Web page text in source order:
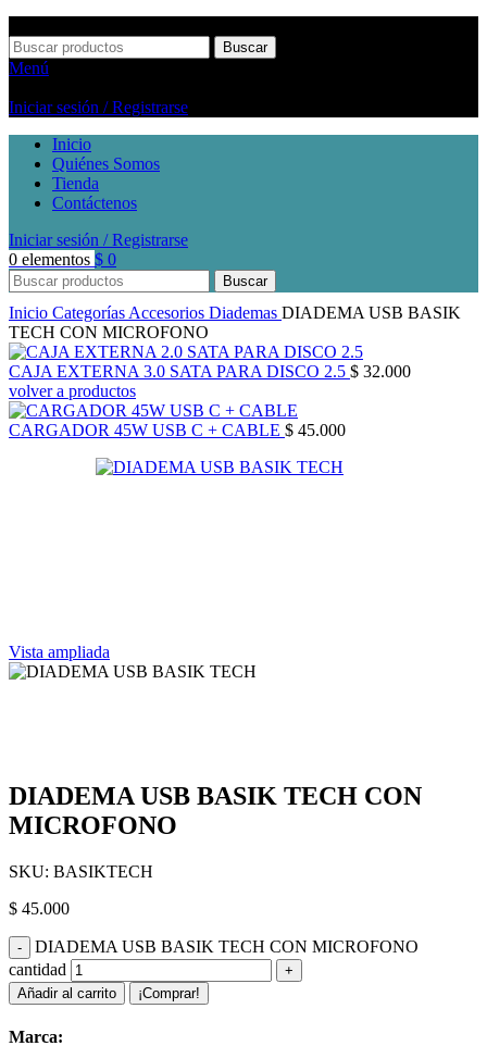
Buscar
Menú
Iniciar sesión / Registrarse
Inicio
Quiénes Somos
Tienda
Contáctenos
Iniciar sesión / Registrarse
0 elementos $ 0
Buscar
Inicio Categorías Accesorios Diademas DIADEMA USB BASIK
TECH CON MICROFONO
CAJA EXTERNA 3.0 SATA PARA DISCO 2.5 $ 32.000
volver a productos
CARGADOR 45W USB C + CABLE $ 45.000
Vista ampliada
DIADEMA USB BASIK TECH CON
MICROFONO
SKU: BASIKTECH
$ 45.000
DIADEMA USB BASIK TECH CON MICROFONO
cantidad
Añadir al carrito ¡Comprar!
Marca: